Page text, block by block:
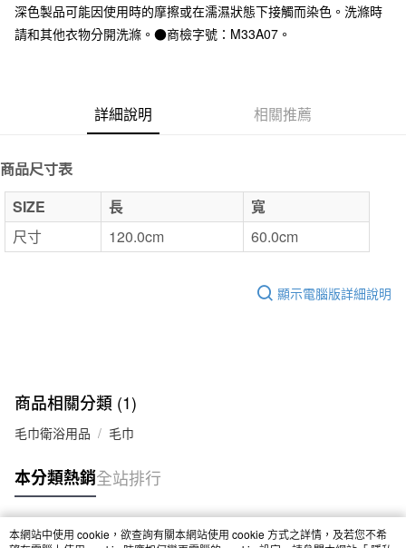
台新國際商業銀行
中國信託商業銀行
台灣樂天信用卡公司
運送方式
付款後全家取貨
每筆NT$65，滿NT$1,000(含以上)免運費
7-11取貨付款
每筆NT$65，滿NT$1,000(含以上)免運費
付款後7-11取貨
每筆NT$65，滿NT$1,000(含以上)免運費
深色製品可能因使用時的摩擦或在濡濕狀態下接觸而染色。洗滌時
請和其他衣物分開洗滌。●商檢字號：M33A07。
詳細說明 相關推薦
商品尺寸表
SIZE 長
寬
尺寸
120.0cm 60.0cm
顯示電腦版詳細說明
商品相關分類 (1)
毛巾衛浴用品 毛巾
本分類熱銷全站排行
本網站中使用 cookie，欲查詢有關本網站使用 cookie 方式之詳情，及若您不希